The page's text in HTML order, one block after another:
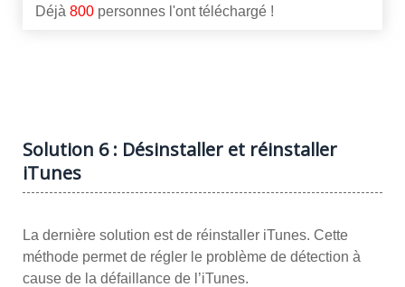
Déjà 800 personnes l'ont téléchargé !
Solution 6 : Désinstaller et réinstaller
iTunes
La dernière solution est de réinstaller iTunes. Cette
méthode permet de régler le problème de détection à
cause de la défaillance de l’iTunes.